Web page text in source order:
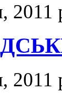
2011
2011